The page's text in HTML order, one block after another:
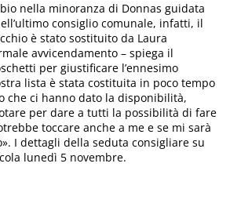
nella minoranza di Donnas guidata
consiglio comunale, infatti, il
è stato sostituito da Laura
avvicendamento – spiega il
per giustificare l’ennesimo
lista è stata costituita in poco tempo
che ci hanno dato la disponibilità,
per dare a tutti la possibilità di fare
toccare anche a me e se mi sarà
I dettagli della seduta consigliare su
lunedì 5 novembre.